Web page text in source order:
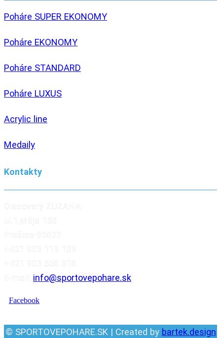
Poháre SUPER EKONOMY
Poháre EKONOMY
Poháre STANDARD
Poháre LUXUS
Acrylic line
Medaily
Kontakty
info@sportovepohare.sk
Facebook
© SPORTOVEPOHARE.SK | Created by bartek.design